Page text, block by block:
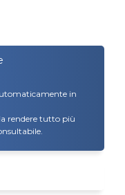
in
rendere tutto più